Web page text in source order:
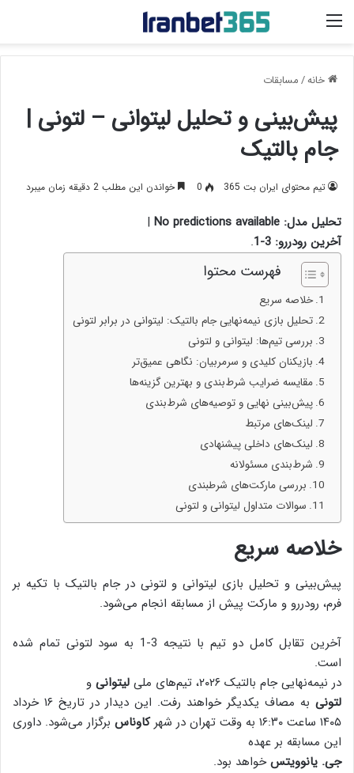
منو
خانه/مسابقات
پیش‌بینی و تحلیل لیتوانی – لتونی |
جام بالتیک
تیم محتوای ایران بت 365 0 خواندن این مطلب 2 دقیقه زمان میبرد
تحلیل مدل: No predictions available
|
آخرین رودررو: 3-1
.
فهرست محتوا
خلاصه سریع
تحلیل بازی نیمه‌نهایی جام بالتیک: لیتوانی در برابر لتونی
بررسی تیم‌ها: لیتوانی و لتونی
بازیکنان کلیدی و سرمربیان: نگاهی عمیق‌تر
مقایسه ضرایب شرط‌بندی و بهترین گزینه‌ها
پیش‌بینی نهایی و توصیه‌های شرط‌بندی
لینک‌های مرتبط
لینک‌های داخلی پیشنهادی
شرط‌بندی مسئولانه
بررسی مارکت‌های شرطبندی
سوالات متداول لیتوانی و لتونی
خلاصه سریع
پیش‌بینی و تحلیل بازی لیتوانی و لتونی در جام بالتیک با تکیه بر
فرم، رودررو و مارکت پیش از مسابقه انجام می‌شود.
آخرین تقابل کامل دو تیم با نتیجه 3-1 به سود لتونی تمام شده
است.
در نیمه‌نهایی جام بالتیک ۲۰۲۶، تیم‌های ملی
لیتوانی و
لتونی به مصاف یکدیگر خواهند رفت. این دیدار در تاریخ
۱۶ خرداد
۱۴۰۵ ساعت ۱۶:۳۰ به وقت تهران
در شهرکاوناس برگزار می‌شود. داوری
این مسابقه بر عهده
جی. یانوویتسخواهد بود.